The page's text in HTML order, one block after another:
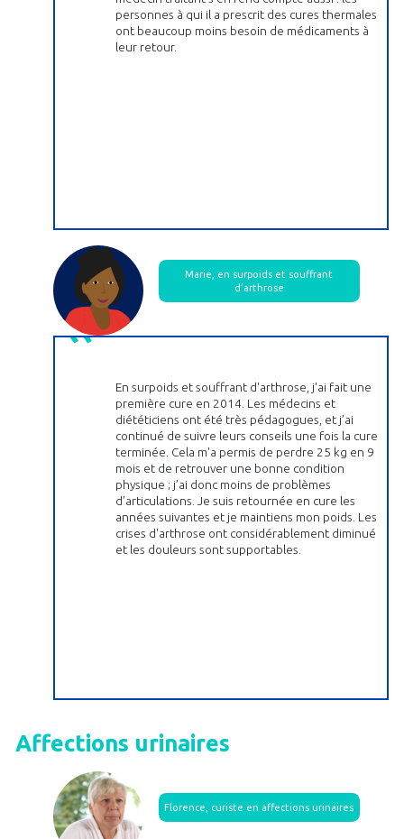
personnes à qui il a prescrit des cures thermales
ont beaucoup moins besoin de médicaments à
leur retour.
Marie, en surpoids et souffrant
d’arthrose
En surpoids et souffrant d'arthrose, j'ai fait une
première cure en 2014. Les médecins et
diététiciens ont été très pédagogues, et j’ai
continué de suivre leurs conseils une fois la cure
terminée. Cela m'a permis de perdre 25 kg en 9
mois et de retrouver une bonne condition
physique ; j’ai donc moins de problèmes
d’articulations. Je suis retournée en cure les
années suivantes et je maintiens mon poids. Les
crises d'arthrose ont considérablement diminué
et les douleurs sont supportables.
Affections urinaires
Florence, curiste en affections urinaires